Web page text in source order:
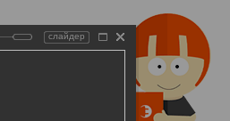
слайдер